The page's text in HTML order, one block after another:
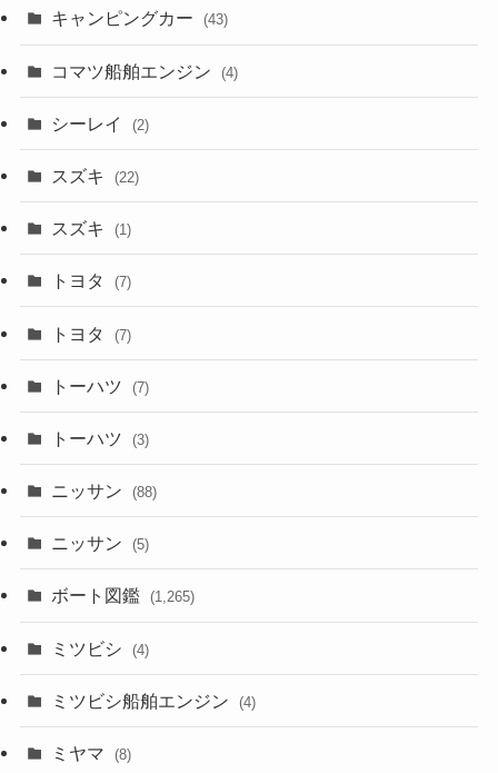
キャンピングカー (43)
コマツ船舶エンジン (4)
シーレイ (2)
スズキ (22)
スズキ (1)
トヨタ (7)
トヨタ (7)
トーハツ (7)
トーハツ (3)
ニッサン (88)
ニッサン (5)
ボート図鑑 (1,265)
ミツビシ (4)
ミツビシ船舶エンジン (4)
ミヤマ (8)